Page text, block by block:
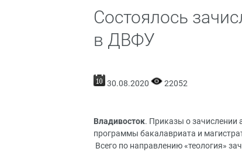
Состоялось
в ДВФУ
30.08.2020 22052
Владивосток. Приказы о зачислении
программы бакалавриата и
Всего по направлению «теология»